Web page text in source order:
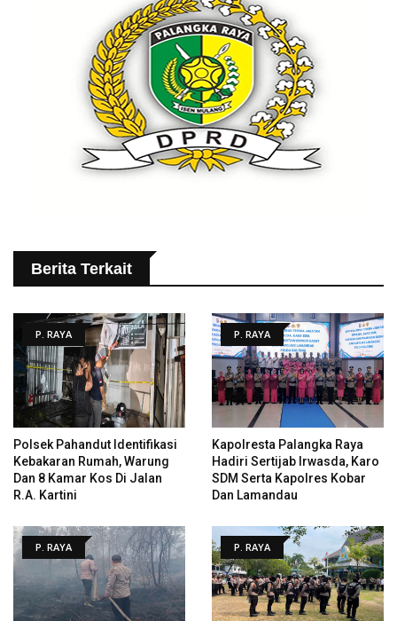
Berita Terkait
P. RAYA
Polsek Pahandut Identifikasi
Kebakaran Rumah, Warung
Dan 8 Kamar Kos Di Jalan
R.A. Kartini
P. RAYA
Kapolresta Palangka Raya
Hadiri Sertijab Irwasda, Karo
SDM Serta Kapolres Kobar
Dan Lamandau
P. RAYA P. RAYA